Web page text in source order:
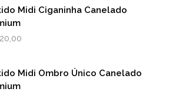
Midi Ciganinha Canelado
Midi Ombro Único Canelado